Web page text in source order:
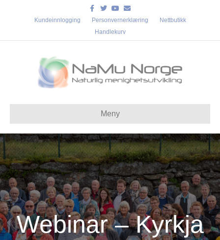
Facebook
TwitterYoutube
Email
Kundeinnlogging Personvernerklæring
Nettbutikk
Handlekurv
Meny
Webinar – Kyrkja